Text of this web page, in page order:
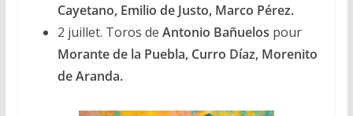
Cayetano, Emilio de Justo, Marco Pérez.
2 juillet. Toros de Antonio Bañuelos pour
Morante de la Puebla, Curro Díaz, Morenito
de Aranda.